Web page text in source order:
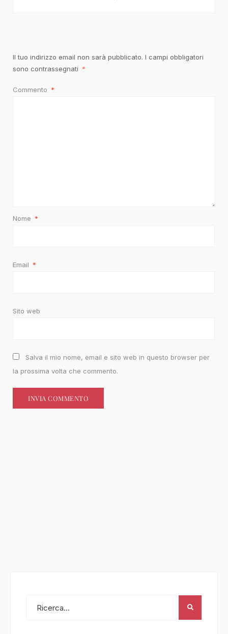
Il tuo indirizzo email non sarà pubblicato. I campi obbligatori
sono contrassegnati *
Commento *
Nome *
Email *
Sito web
Salva il mio nome, email e sito web in questo browser per
la prossima volta che commento.